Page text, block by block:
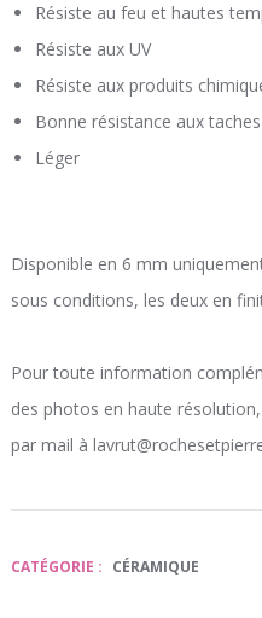
Résiste au feu et hautes
Résiste aux UV
Résiste aux produits
Bonne résistance aux taches
Léger
Disponible en 6 mm
sous conditions, les deux en
Pour toute information
des photos en haute
par mail à
CATÉGORIE : CÉRAMIQUE